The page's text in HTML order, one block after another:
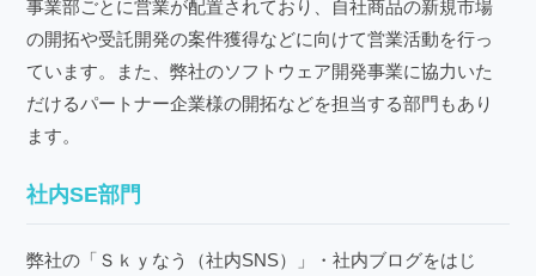
事業部ごとに営業が配置されており、自社商品の新規市場
の開拓や受託開発の案件獲得などに向けて営業活動を行っ
ています。また、弊社のソフトウェア開発事業に協力いた
だけるパートナー企業様の開拓などを担当する部門もあり
ます。
社内SE部門
弊社の「Ｓｋｙなう（社内SNS）」・社内ブログをはじ